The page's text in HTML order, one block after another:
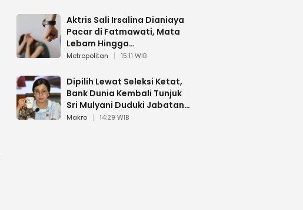
Aktris Sali Irsalina Dianiaya
Pacar di Fatmawati, Mata
Lebam Hingga
Diselamatkan Polantas
Metropolitan 15:11 WIB
Dipilih Lewat Seleksi Ketat,
Bank Dunia Kembali Tunjuk
Sri Mulyani Duduki Jabatan
Strategis
Makro 14:29 WIB